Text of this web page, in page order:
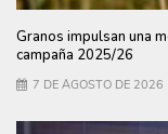
Granos impulsan una
campaña 2025/26
7 DE AGOSTO DE 2026